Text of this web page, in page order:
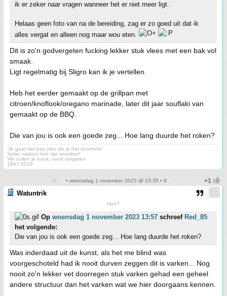
ik er zeker naar vragen wanneer het er niet meer ligt.
Helaas geen foto van na de bereiding, zag er zo goed uit dat ik
alles vergat en alleen nog maar wou eten.
Dit is zo'n godvergeten fucking lekker stuk vlees met een bak vol
smaak.
Ligt regelmatig bij Sligro kan ik je vertellen.
Heb het eerder gemaakt op de grillpan met
citroen/knoflook/oregano marinade, later dit jaar souflaki van
gemaakt op de BBQ.
Die van jou is ook een goede zeg... Hoe lang duurde het roken?
'Je gaat het pas zien als je het doorhebt'
'Ieder nadeel heb zijn voordeel'
We zullen je nooit, nooit vergeten
1947-2016
• woensdag 1 november 2023 @ 15:35 • 9
Watuntrik
Huh?
Op woensdag 1 november 2023 13:57 schreef Red_85
het volgende:
Die van jou is ook een goede zeg... Hoe lang duurde het roken?
Was inderdaad uit de kunst, als het me blind was
voorgeschoteld had ik nooit durven zeggen dit is varken... Nog
nooit zo'n lekker vet doorregen stuk varken gehad een geheel
andere structuur dan het varken wat we hier doorgaans kennen.